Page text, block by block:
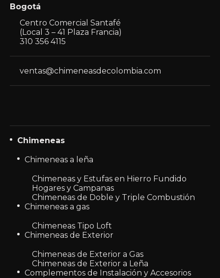
Bogotá
Centro Comercial Santafé
(Local 3 – 41 Plaza Francia)
310 356 4115
ventas@chimeneasdecolombia.com
Chimeneas
Chimeneas a leña
Chimeneas y Estufas en Hierro Fundido
Hogares y Campanas
Chimeneas de Doble y Triple Combustión
Chimeneas a gas
Chimeneas Tipo Loft
Chimeneas de Exterior
Chimeneas de Exterior a Gas
Chimeneas de Exterior a Leña
Complementos de Instalación y Accesorios